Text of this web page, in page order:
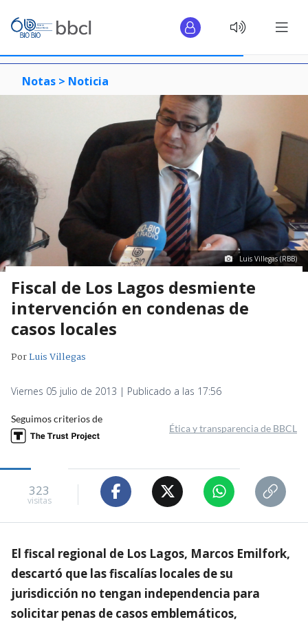
Notas > Noticia
Luis Villegas (RBB)
Fiscal de Los Lagos desmiente
intervención en condenas de
casos locales
PorLuis Villegas
Viernes 05 julio de 2013 | Publicado a las 17:56
Seguimos criterios de
Ética y transparencia de BBCL
323
visitas
El fiscal regional de Los Lagos, Marcos Emilfork,
descartó que las fiscalías locales de su
jurisdicción no tengan independencia para
solicitar penas de casos emblemáticos,